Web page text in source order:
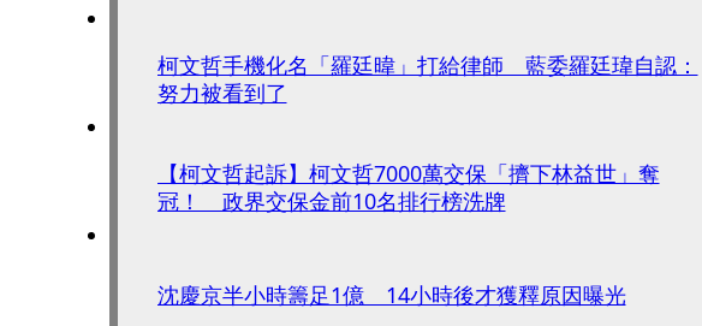
柯文哲手機化名「羅廷暐」打給律師 藍委羅廷瑋自認：
努力被看到了
【柯文哲起訴】柯文哲7000萬交保「擠下林益世」奪
冠！ 政界交保金前10名排行榜洗牌
沈慶京半小時籌足1億 14小時後才獲釋原因曝光